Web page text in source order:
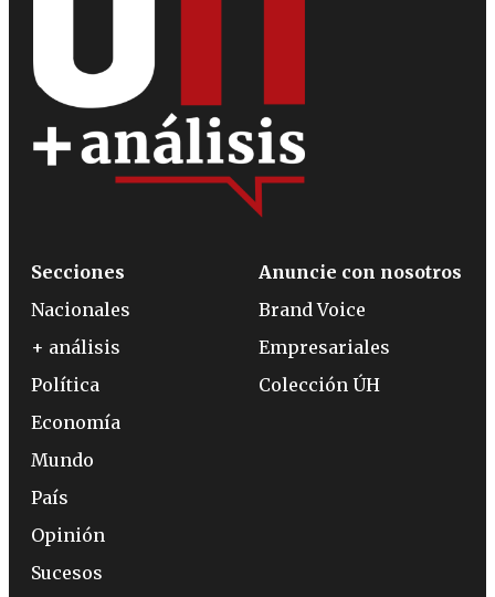
Secciones
Nacionales
+ análisis
Política
Economía
Mundo
País
Opinión
Sucesos
Anuncie con nosotros
Brand Voice
Empresariales
Colección ÚH